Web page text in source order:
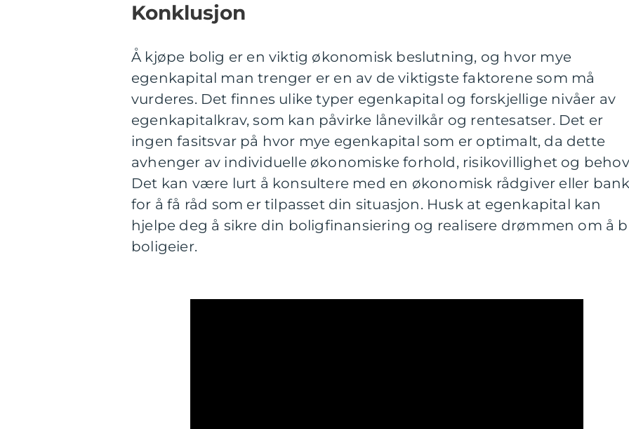
Konklusjon
Å kjøpe bolig er en viktig økonomisk beslutning, og hvor mye
egenkapital man trenger er en av de viktigste faktorene som må
vurderes. Det finnes ulike typer egenkapital og forskjellige nivåer av
egenkapitalkrav, som kan påvirke lånevilkår og rentesatser. Det er
ingen fasitsvar på hvor mye egenkapital som er optimalt, da dette
avhenger av individuelle økonomiske forhold, risikovillighet og
Det kan være lurt å konsultere med en økonomisk rådgiver eller bank
for å få råd som er tilpasset din situasjon. Husk at egenkapital kan
hjelpe deg å sikre din boligfinansiering og realisere drømmen om å
boligeier.